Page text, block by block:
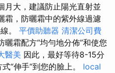
月大，建議防止陽光直射並
霜，防曬霜中的紫外線過濾
。 平價助聽器 清潔公司費
霜配方“均勻地分佈”和使您
醫美 因此，最好等待8-15分
“伸手”到您的臉上。 local